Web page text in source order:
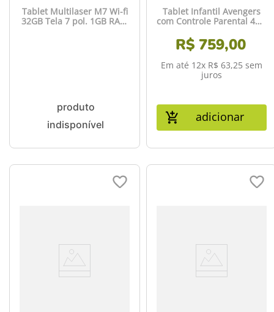
Tablet Multilaser M7 Wi-fi
32GB Tela 7 pol. 1GB RAM
Tablet Infantil Avengers
com Controle Parental 4GB
Case + Wi-fi + Android 13 +
Quad Core Multi - NB417
R$ 759,00
Em até 12x R$ 63,25 sem
juros
adicionar